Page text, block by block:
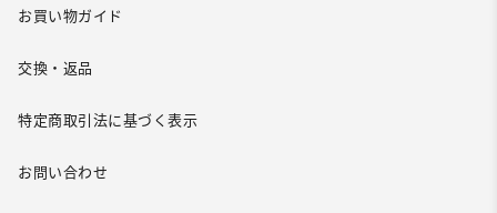
お買い物ガイド
交換・返品
特定商取引法に基づく表示
お問い合わせ